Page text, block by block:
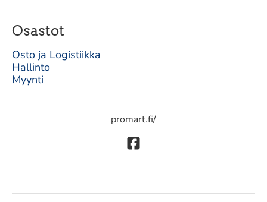
Osastot
Osto ja Logistiikka
Hallinto
Myynti
promart.fi/